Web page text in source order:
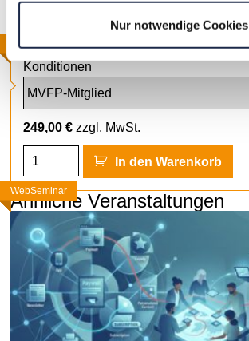
Nur notwendige Cookies
CPL
WebSeminar
Konditionen
249,00 € zzgl. MwSt.
In den Warenkorb
Ähnliche Veranstaltungen
WebSeminar
WebSeminar
WebSeminar